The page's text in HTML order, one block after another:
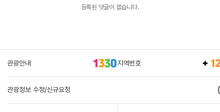
등록된 댓글이 없습니다.
관광안내 지역번호
관광정보 수정/신규요청